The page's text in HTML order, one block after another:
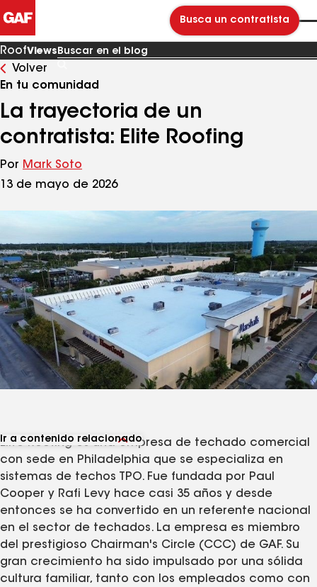
Busca un contratista
RoofViews
en
blog
Volver
En tu comunidad
La trayectoria de un
contratista: Elite Roofing
Por Mark Soto
13 de mayo de 2026
Ir a contenido relacionado
Ver productos relacionados
Elite Roofing es una empresa de techado comercial
con sede en Philadelphia que se especializa en
sistemas de techos TPO. Fue fundada por Paul
Cooper y Rafi Levy hace casi 35 años y desde
entonces se ha convertido en un referente nacional
en el sector de techados. La empresa es miembro
del prestigioso Chairman's Circle (CCC) de GAF. Su
gran crecimiento ha sido impulsado por una sólida
cultura familiar, tanto con los empleados como con